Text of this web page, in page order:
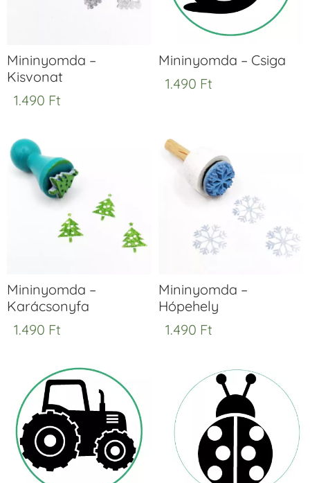
Mininyomda –
Kisvonat
1.490 Ft
Mininyomda – Csiga
1.490 Ft
Mininyomda –
Karácsonyfa
1.490 Ft
Mininyomda –
Hópehely
1.490 Ft